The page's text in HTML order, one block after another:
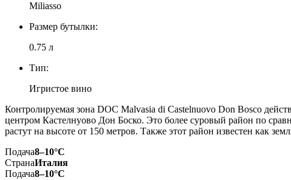
Miliasso
Размер бутылки:
0.75 л
Тип:
Игристое вино
Контролируемая зона DOC Malvasia di Castelnuovo Don Bosco
центром Кастелнуово Дон Боско. Это более суровый район по
растут на высоте от 150 метров. Также этот район известен как
Подача8–10°С
СтранаИталия
Подача8–10°С